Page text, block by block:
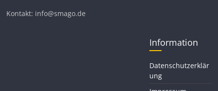
Kontakt: info@smago.de
Information
Datenschutzerklär
ung